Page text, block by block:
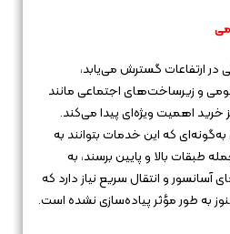
ارتفاعات گسترش می‌یابد،
و زیرساخت‌های اجتماعی مانند
خرید اهمیت ویژه‌ای پیدا می‌کند.
که این خدمات بتوانند به
طبقات بالا و پایین برسند، به
و انتقال سریع نیاز دارد که
به طور مؤثر پیاده‌سازی نشده است.